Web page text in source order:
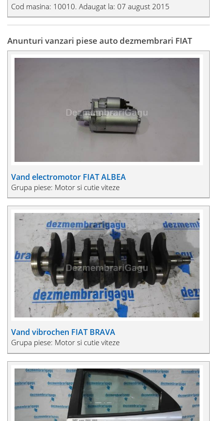
Cod masina: 10010. Adaugat la: 07 august 2015
Anunturi vanzari piese auto dezmembrari FIAT
Vand electromotor FIAT ALBEA
Grupa piese: Motor si cutie viteze
Vand vibrochen FIAT BRAVA
Grupa piese: Motor si cutie viteze